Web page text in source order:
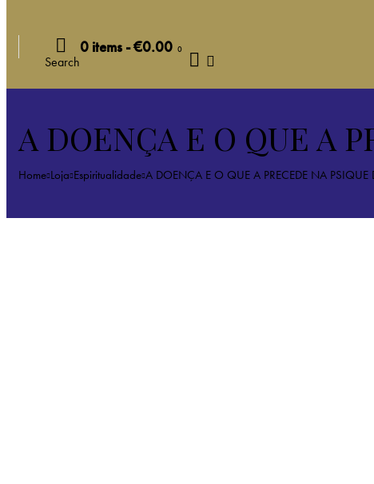
0 items -€0.00 0
Search
A DOENÇA E O QUE A
Home Loja Espiritualidade A DOENÇA E O QUE A PRECEDE NA PSIQUE